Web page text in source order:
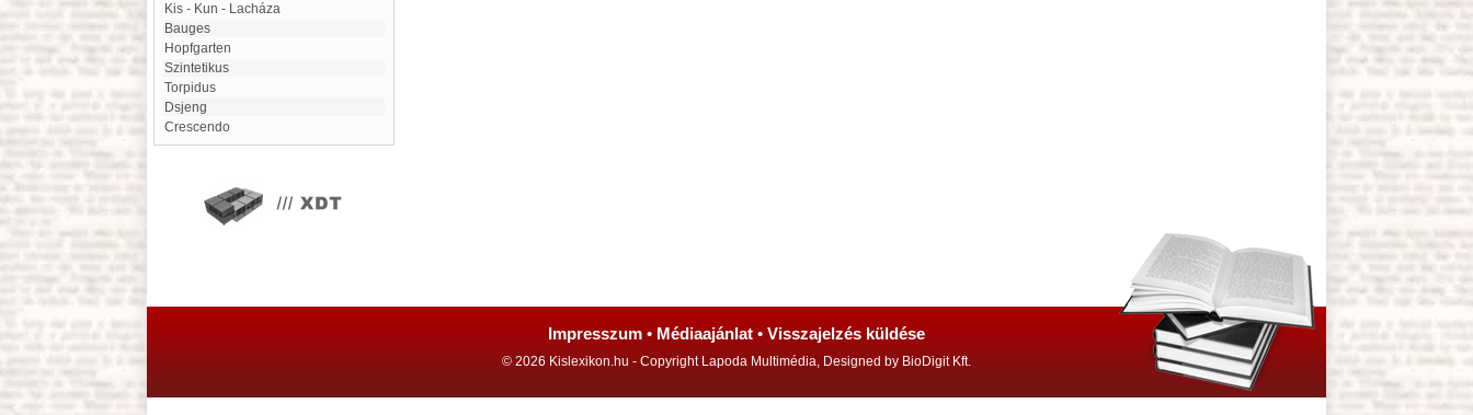
Kis - Kun - Lacháza
Bauges
Hopfgarten
Szintetikus
Torpidus
Dsjeng
crescendo
Impresszum • Médiaajánlat • Visszajelzés küldése
© 2026 Kislexikon.hu - Copyright Lapoda Multimédia, Designed by BioDigit Kft.